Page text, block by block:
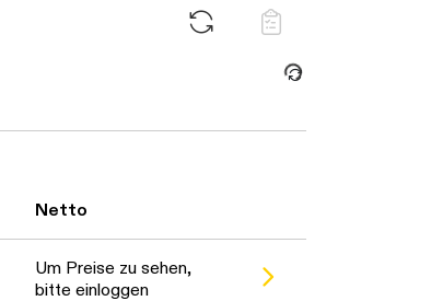
Daten werden geladen. Bitte warten...
Netto
Um Preise zu sehen,
bitte einloggen